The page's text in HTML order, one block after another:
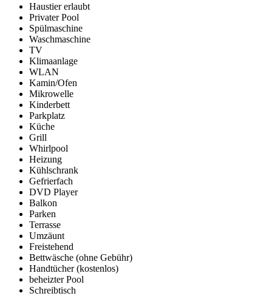
Haustier erlaubt
Privater Pool
Spülmaschine
Waschmaschine
TV
Klimaanlage
WLAN
Kamin/Ofen
Mikrowelle
Kinderbett
Parkplatz
Küche
Grill
Whirlpool
Heizung
Kühlschrank
Gefrierfach
DVD Player
Balkon
Parken
Terrasse
Umzäunt
Freistehend
Bettwäsche (ohne Gebühr)
Handtücher (kostenlos)
beheizter Pool
Schreibtisch